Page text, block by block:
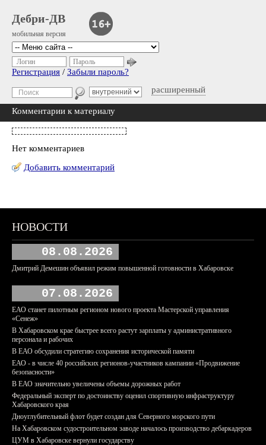
Дебри-ДВ
мобильная версия
расширенный
Логин Пароль
Регистрация / Забыли пароль?
Комментарии к материалу
Нет комментариев
Добавить комментарий
НОВОСТИ
08.08.2026
Дмитрий Демешин объявил режим повышенной готовности в Хабаровске
07.08.2026
ЕАО станет пилотным регионом нового проекта Мастерской управления
«Сенеж»
В Хабаровском крае быстрее всего растут зарплаты у административного
персонала и рабочих
В ЕАО обсудили стратегию сохранения исторической памяти
ЕАО - в числе 40 российских регионов-участников кампании «Продвижение
безопасности»
В ЕАО значительно увеличены объемы дорожных работ
Федеральный эксперт по достоинству оценил спортивную инфраструктуру
Хабаровского края
Дноуглубительный флот будет создан для Северного морского пути
На Хабаровском судостроительном заводе началось производство дебаркадеров
ЦУМ в Хабаровске вернули государству